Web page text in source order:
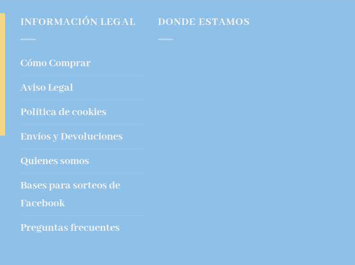
INFORMACIÓN LEGAL
Cómo Comprar
Aviso Legal
Política de cookies
Envíos y Devoluciones
Quienes somos
Bases para sorteos de
Facebook
Preguntas frecuentes
DONDE ESTAMOS